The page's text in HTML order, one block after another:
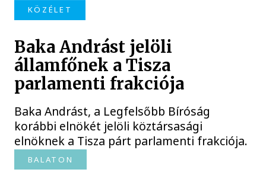
KÖZÉLET
Baka Andrást jelöli
államfőnek a Tisza
parlamenti frakciója
Baka Andrást, a Legfelsőbb Bíróság
korábbi elnökét jelöli köztársasági
elnöknek a Tisza párt parlamenti frakciója.
BALATON